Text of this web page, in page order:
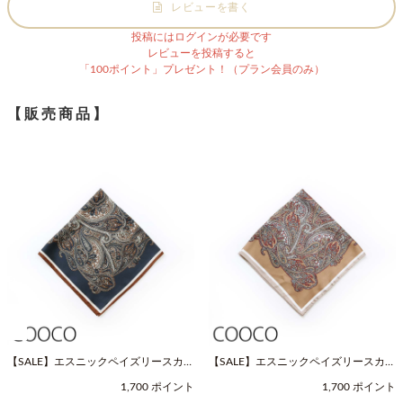
レビューを書く
投稿にはログインが必要です
レビューを投稿すると
「100ポイント」プレゼント！（プラン会員のみ）
【販売商品】
【SALE】エスニックペイズリースカー
1,700 ポイント
【SALE】エスニックペイズリースカー
1,700 ポイント